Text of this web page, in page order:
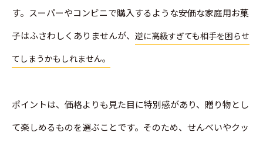
す。スーパーやコンビニで購入するような安価な家庭用お菓
子はふさわしくありませんが、 逆に高級すぎても相手を困らせ
てしまうかもしれません。
ポイントは、価格よりも見た目に特別感があり、贈り物とし
て楽しめるものを選ぶことです。そのため、せんべいやクッ